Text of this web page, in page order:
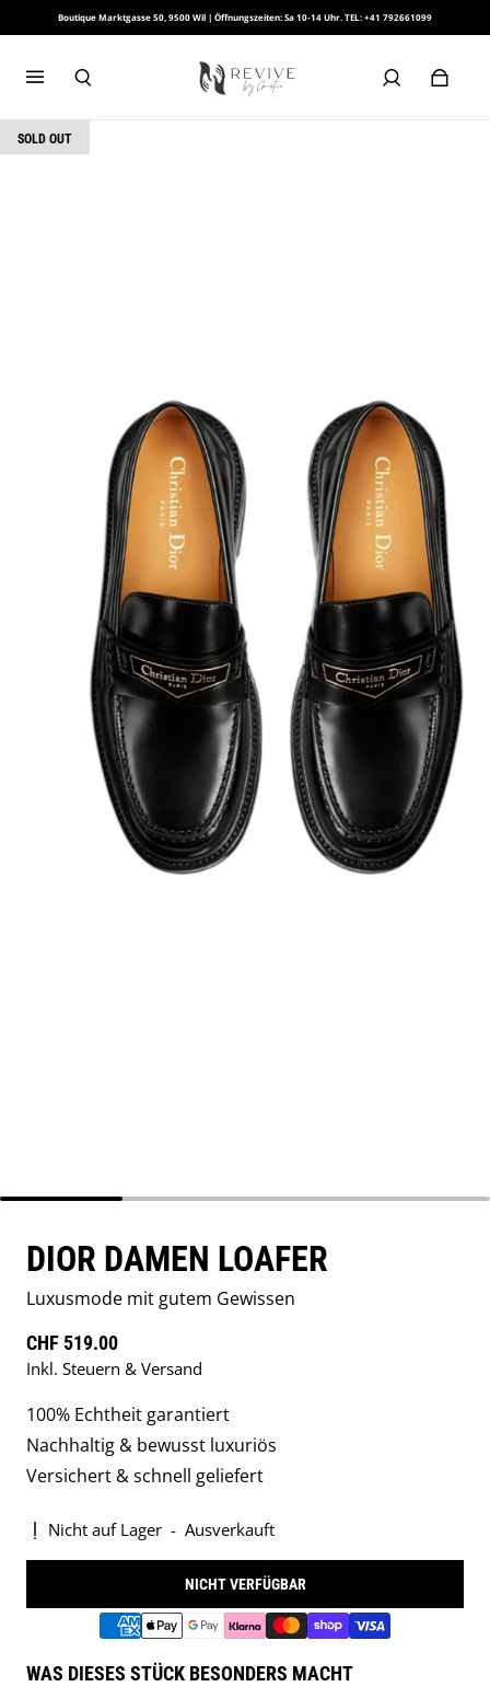
Boutique Marktgasse 50, 9500 Wil | Öffnungszeiten: Sa 10-14 Uhr. TEL: +41 792661099
SOLD OUT
DIOR DAMEN LOAFER
Luxusmode mit gutem Gewissen
Regulärer Preis
CHF 519.00
Inkl. Steuern & Versand
100% Echtheit garantiert
Nachhaltig & bewusst luxuriös
Versichert & schnell geliefert
Nicht auf Lager - Ausverkauft
NICHT VERFÜGBAR
WAS DIESES STÜCK BESONDERS MACHT